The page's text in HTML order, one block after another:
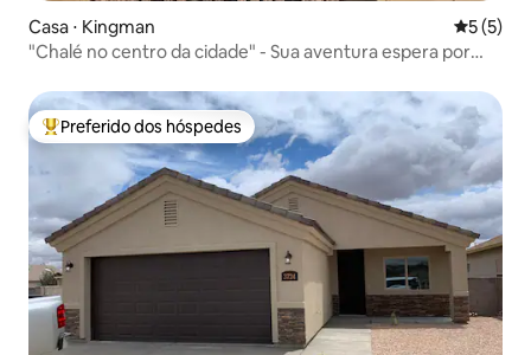
Casa ⋅ Kingman 5 de
5 (5)
"Chalé no centro da cidade" - Sua aventura espera por
Entre os melhores preferidos dos hóspedes
Preferido dos hóspedes